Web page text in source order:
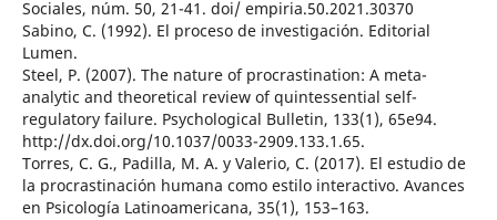
Sociales, núm. 50, 21-41. doi/ empiria.50.2021.30370
Sabino, C. (1992). El proceso de investigación. Editorial
Lumen.
Steel, P. (2007). The nature of procrastination: A meta-
analytic and theoretical review of quintessential self-
regulatory failure. Psychological Bulletin, 133(1), 65e94.
http://dx.doi.org/10.1037/0033-2909.133.1.65.
Torres, C. G., Padilla, M. A. y Valerio, C. (2017). El estudio de
la procrastinación humana como estilo interactivo. Avances
en Psicología Latinoamericana, 35(1), 153–163.